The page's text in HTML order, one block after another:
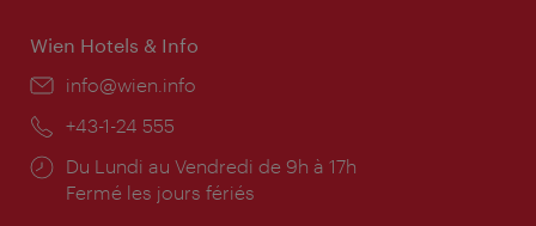
Wien Hotels & Info
E-
info@wien.info
Téléphone:
+43-1-24 555
Horaires
d'ouverture:
Du Lundi au Vendredi de 9h à 17h
Fermé les jours fériés